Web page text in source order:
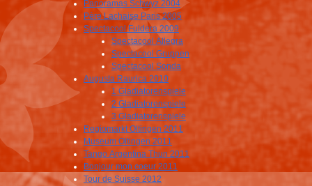
Panoramas Schwyz 2004
Père Lachaise Paris 2005
Spectacool Fuldera 2009
Spectacool Allegra
Spectacool Gruppen
Spectacool Sonda
Augusta Raurica 2010
1 Gladiatorenspiele
2 Gladiatorenspiele
3 Gladiatorenspiele
Regiomarkt Oltingen 2011
Museum Oltingen 2011
Tango Argentina Thun 2011
Bonjour mon coeur 2011
Tour de Suisse 2012